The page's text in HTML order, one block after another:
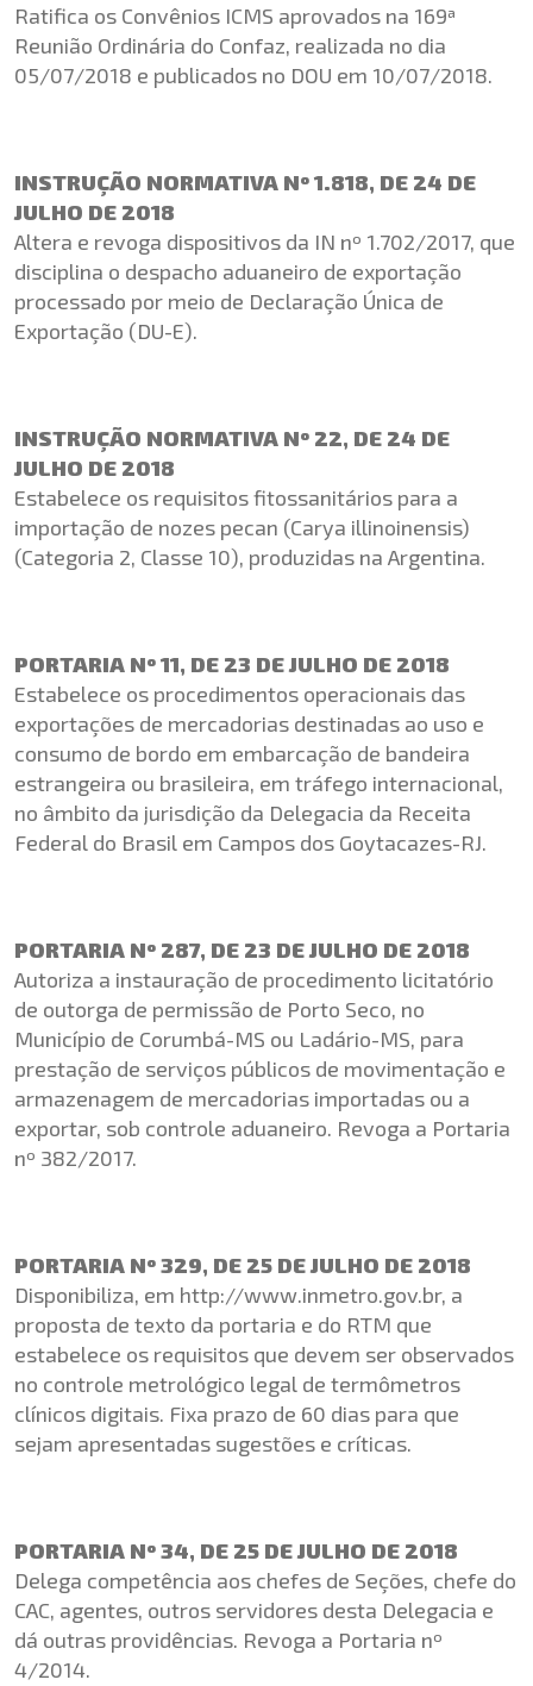
Ratifica os Convênios ICMS aprovados na 169ª
Reunião Ordinária do Confaz, realizada no dia
05/07/2018 e publicados no DOU em 10/07/2018.
INSTRUÇÃO NORMATIVA Nº 1.818, DE 24 DE
JULHO DE 2018
Altera e revoga dispositivos da IN nº 1.702/2017, que
disciplina o despacho aduaneiro de exportação
processado por meio de Declaração Única de
Exportação (DU-E).
INSTRUÇÃO NORMATIVA Nº 22, DE 24 DE
JULHO DE 2018
Estabelece os requisitos fitossanitários para a
importação de nozes pecan (Carya illinoinensis)
(Categoria 2, Classe 10), produzidas na Argentina.
PORTARIA Nº 11, DE 23 DE JULHO DE 2018
Estabelece os procedimentos operacionais das
exportações de mercadorias destinadas ao uso e
consumo de bordo em embarcação de bandeira
estrangeira ou brasileira, em tráfego internacional,
no âmbito da jurisdição da Delegacia da Receita
Federal do Brasil em Campos dos Goytacazes-RJ.
PORTARIA Nº 287, DE 23 DE JULHO DE 2018
Autoriza a instauração de procedimento licitatório
de outorga de permissão de Porto Seco, no
Município de Corumbá-MS ou Ladário-MS, para
prestação de serviços públicos de movimentação e
armazenagem de mercadorias importadas ou a
exportar, sob controle aduaneiro. Revoga a Portaria
nº 382/2017.
PORTARIA Nº 329, DE 25 DE JULHO DE 2018
Disponibiliza, em http://www.inmetro.gov.br, a
proposta de texto da portaria e do RTM que
estabelece os requisitos que devem ser observados
no controle metrológico legal de termômetros
clínicos digitais. Fixa prazo de 60 dias para que
sejam apresentadas sugestões e críticas.
PORTARIA Nº 34, DE 25 DE JULHO DE 2018
Delega competência aos chefes de Seções, chefe do
CAC, agentes, outros servidores desta Delegacia e
dá outras providências. Revoga a Portaria nº
4/2014.